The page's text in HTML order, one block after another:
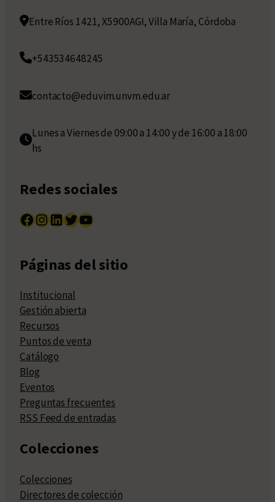
Entre Ríos 1421, X5900AGI, Villa María, Córdoba
+543534648245
contacto@eduvim.unvm.edu.ar
Lunes a Viernes de 09:00 a 14:00 y de 16:00 a 18:00
hs
Redes sociales
Facebook InstagramLinkedIn Twitter YouTube
Páginas del sitio
Institucional
Gestión abierta
Recursos
Puntos de venta
Catálogo
Blog
Eventos
Preguntas frecuentes
RSS Feed de entradas
Colecciones
Colecciones
Directores de colección